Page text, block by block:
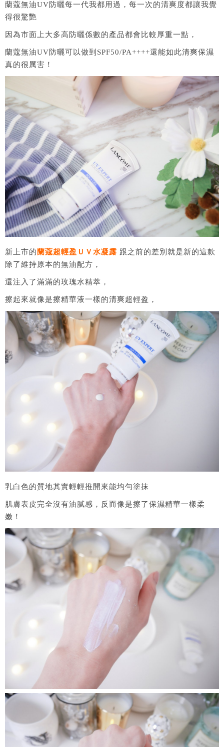
蘭蔻無油UV防曬每一代我都用過，每一次的清爽度都讓我覺
得很驚艷
因為市面上大多高防曬係數的產品都會比較厚重一點，
蘭蔻無油UV防曬可以做到SPF50/PA++++還能如此清爽保濕
真的很厲害！
新上市的蘭蔻超輕盈ＵＶ水凝露 跟之前的差別就是新的這款
除了維持原本的無油配方，
還注入了滿滿的玫瑰水精萃，
擦起來就像是擦精華液一樣的清爽超輕盈，
乳白色的質地其實輕輕推開來能均勻塗抹
肌膚表皮完全沒有油膩感，反而像是擦了保濕精華一樣柔
嫩！